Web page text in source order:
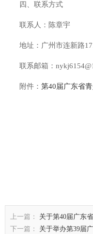
四、联系方式
联系人：陈章宇
地址：广州市连新路
联系邮箱：
附件： 第40届广东省
上一篇：
关于第40届广东
下一篇：
关于举办第39届